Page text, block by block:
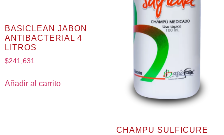
BASICLEAN JABON
ANTIBACTERIAL 4
LITROS
$241,631
Añadir al carrito
CHAMPU SULFICURE